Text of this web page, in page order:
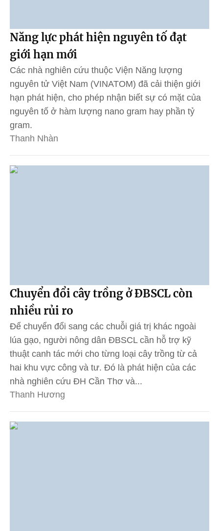
Năng lực phát hiện nguyên tố đạt
giới hạn mới
Các nhà nghiên cứu thuộc Viện Năng lượng
nguyên tử Việt Nam (VINATOM) đã cải thiện giới
hạn phát hiện, cho phép nhận biết sự có mặt của
nguyên tố ở hàm lượng nano gram hay phần tỷ
gram.
Thanh Nhàn
Chuyển đổi cây trồng ở ĐBSCL còn
nhiều rủi ro
Để chuyển đổi sang các chuỗi giá trị khác ngoài
lúa gạo, người nông dân ĐBSCL cần hỗ trợ kỹ
thuật canh tác mới cho từng loại cây trồng từ cả
hai khu vực công và tư. Đó là phát hiện của các
nhà nghiên cứu ĐH Cần Thơ và...
Thanh Hương